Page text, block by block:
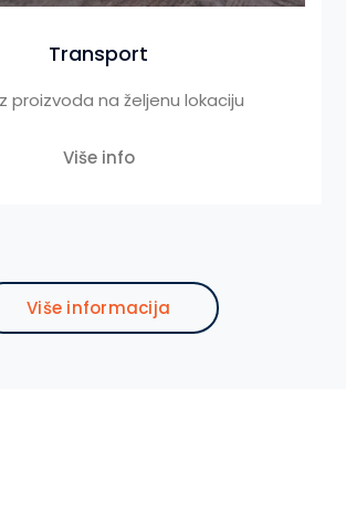
Transport
proizvoda na željenu lokaciju
Više info
Više informacija